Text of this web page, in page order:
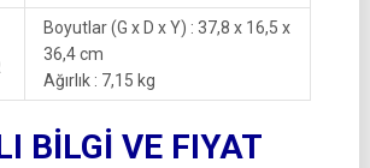
Boyutlar (G x D x Y) : 37,8 x 16,5 x
36,4 cm
Ağırlık : 7,15 kg
BİLGİ VE FIYAT